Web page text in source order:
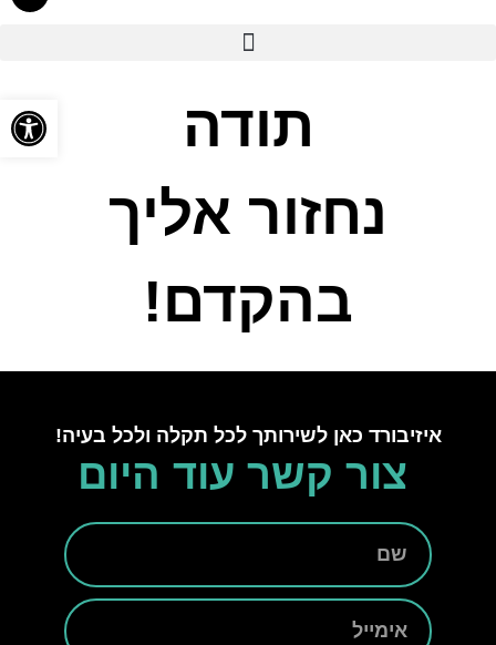
פתח
תודה
נחזור אליך
בהקדם!
איזיבורד כאן לשירותך לכל תקלה ולכל בעיה!
צור קשר עוד היום